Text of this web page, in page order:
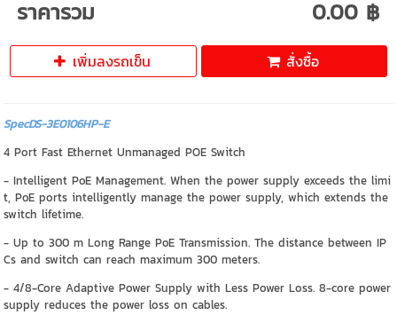
ราคารวม 0.00 ฿
เพิ่มลงรถเข็น สั่งซื้อ
SpecDS-3E0106HP-E
4 Port Fast Ethernet Unmanaged POE Switch
- Intelligent PoE Management. When the power supply exceeds the limi
t, PoE ports intelligently manage the power supply, which extends the
switch lifetime.
- Up to 300 m Long Range PoE Transmission. The distance between IP
Cs and switch can reach maximum 300 meters.
- 4/8-Core Adaptive Power Supply with Less Power Loss. 8-core power
supply reduces the power loss on cables.